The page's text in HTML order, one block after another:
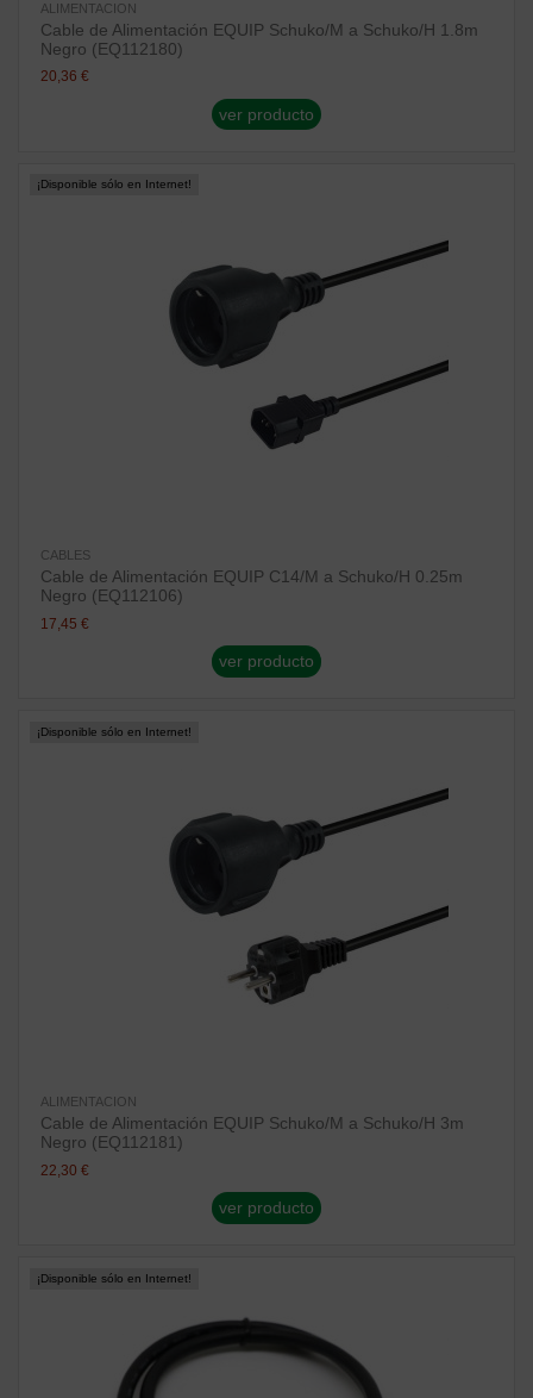
ALIMENTACION
Cable de Alimentación EQUIP Schuko/M a Schuko/H 1.8m
Negro (EQ112180)
20,36 €
ver producto
¡Disponible sólo en Internet!
CABLES
Cable de Alimentación EQUIP C14/M a Schuko/H 0.25m
Negro (EQ112106)
17,45 €
ver producto
¡Disponible sólo en Internet!
ALIMENTACION
Cable de Alimentación EQUIP Schuko/M a Schuko/H 3m
Negro (EQ112181)
22,30 €
ver producto
¡Disponible sólo en Internet!